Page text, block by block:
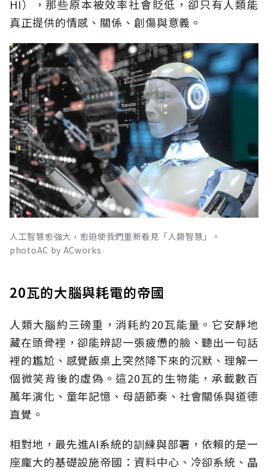
HI），那些原本被效率社會貶低，卻只有人類能
真正提供的情感、關係、創傷與意義。
人工智慧愈強大，愈迫使我們重新看見「人類智慧」。
photoAC by ACworks
20瓦的大腦與耗電的帝國
人類大腦約三磅重，消耗約20瓦能量。它安靜地
藏在頭骨裡，卻能辨認一張疲憊的臉、聽出一句話
裡的尷尬、感覺飯桌上突然降下來的沉默、理解一
個微笑背後的虛偽。這20瓦的生物能，承載數百
萬年演化、童年記憶、母語節奏、社會關係與道德
直覺。
相對地，最先進AI系統的訓練與部署，依賴的是一
座龐大的基礎設施帝國：資料中心、冷卻系統、晶